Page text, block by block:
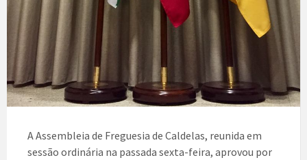
A Assembleia de Freguesia de Caldelas, reunida em
sessão ordinária na passada sexta-feira, aprovou por